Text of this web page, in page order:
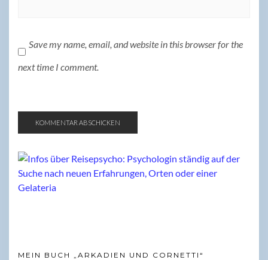
Save my name, email, and website in this browser for the
next time I comment.
MEIN BUCH „ARKADIEN UND CORNETTI“